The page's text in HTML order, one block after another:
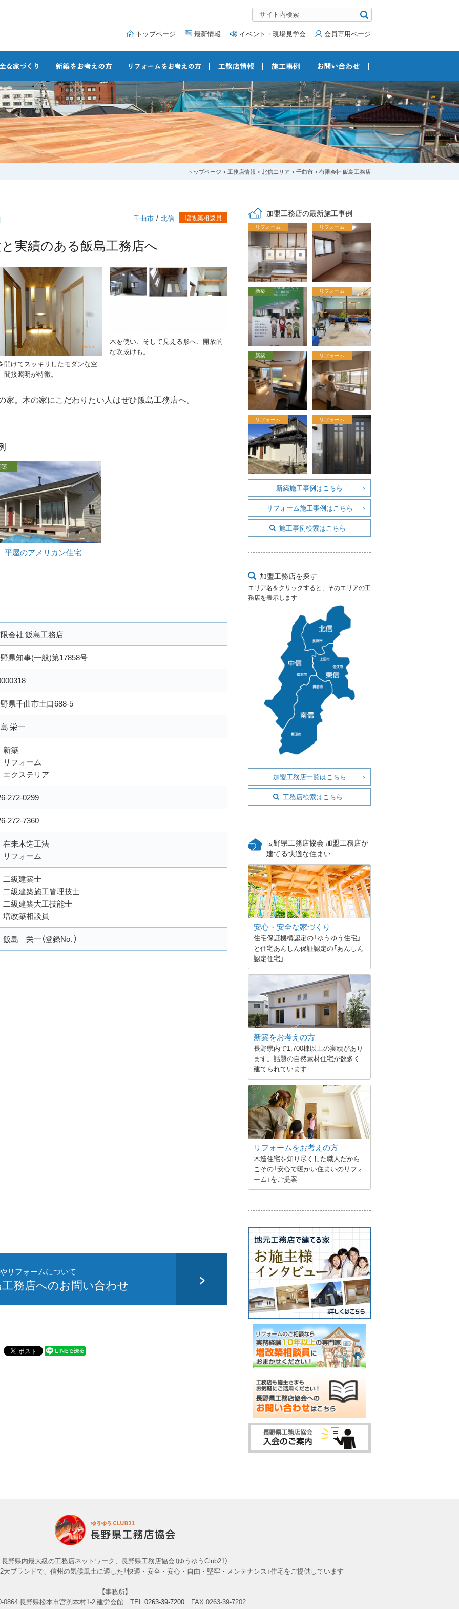
トップページ 最新情報 イベント・現場見学会 会員専用ページ
トップページ 工務店情報 北信エリア 千曲市 有限会社 飯島工務店
千曲市 北信 増改築相談員
実績のある飯島工務店へ
開けてスッキリしたモダンな空
間接照明が特徴。
木を使い、そして見える形へ、開放的
な吹抜けも。
。木の家にこだわりたい人はぜひ飯島工務店へ。
平屋のアメリカン住宅
会社 飯島工務店
県知事(一般)第17858号
県千曲市土口688-5
栄一
新築
リフォーム
エクステリア
272-0299
272-7360
在来木造工法
リフォーム
二級建築士
二級建築施工管理技士
二級建築大工技能士
増改築相談員
飯島 栄一（登録No. ）
リフォームについて
務店へのお問い合わせ
加盟工務店の最新施工事例
リフォーム リフォーム
新築 リフォーム
新築 リフォーム
リフォーム リフォーム
新築施工事例はこちら
リフォーム施工事例はこちら
施工事例検索はこちら
加盟工務店を探す
エリア名をクリックすると、そのエリアの工
務店を表示します
加盟工務店一覧はこちら
工務店検索はこちら
長野県工務店協会 加盟工務店が
建てる快適な住まい
安心・安全な家づくり
住宅保証機構認定の「ゆうゆう住宅」
と住宅あんしん保証認定の「あんしん
認定住宅」
新築をお考えの方
長野県内で1,700棟以上の実績があり
ます。話題の自然素材住宅が数多く
建てられています
リフォームをお考えの方
木造住宅を知り尽くした職人だから
こその「安心で暖かい住まいのリフォ
ーム」をご提案
長野県内最大級の工務店ネットワーク、長野県工務店協会（ゆうゆうClub21）
2大ブランドで、信州の気候風土に適した「快適・安全・安心・自由・堅牢・メンテナンス」住宅をご提供しています
【事務所】
0864長野県松本市宮渕本村1-2 建労会館 TEL:0263-39-7200FAX:0263-39-7202